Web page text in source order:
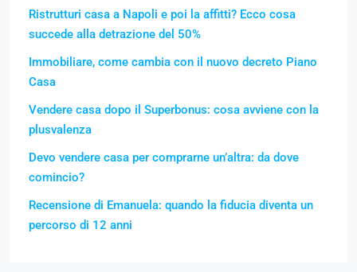
Ristrutturi casa a Napoli e poi la affitti? Ecco cosa
succede alla detrazione del 50%
Immobiliare, come cambia con il nuovo decreto Piano
Casa
Vendere casa dopo il Superbonus: cosa avviene con la
plusvalenza
Devo vendere casa per comprarne un’altra: da dove
comincio?
Recensione di Emanuela: quando la fiducia diventa un
percorso di 12 anni